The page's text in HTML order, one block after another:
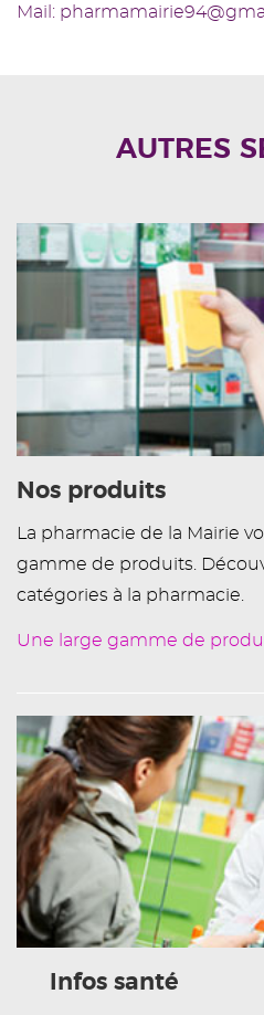
Mail:
AUTRES
Nos produits
La pharmacie de la Mairie
gamme de produits.
catégories à la pharmacie.
Une large gamme de
Infos santé